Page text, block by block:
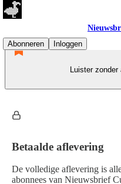
Abonneren
Inloggen
Luister
Betaalde aflevering
De volledige aflevering is
abonnees van Nieuwsbrief